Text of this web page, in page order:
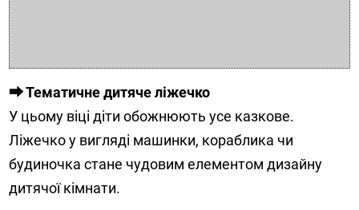
⮕ Тематичне дитяче ліжечко
У цьому віці діти обожнюють усе казкове.
Ліжечко у вигляді машинки, кораблика чи
будиночка стане чудовим елементом дизайну
дитячої кімнати.